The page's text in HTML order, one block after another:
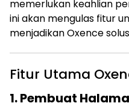
memerlukan keahlian
ini akan mengulas fitur
menjadikan Oxence
Fitur Utama
1. Pembuat